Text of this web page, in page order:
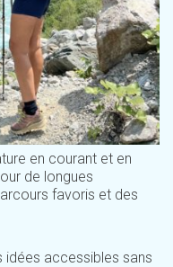
en courant et en
de longues
favoris et des
idées accessibles sans